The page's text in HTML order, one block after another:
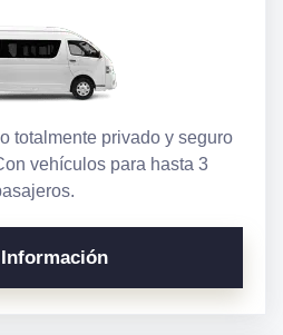
totalmente privado y seguro
vehículos para hasta 3